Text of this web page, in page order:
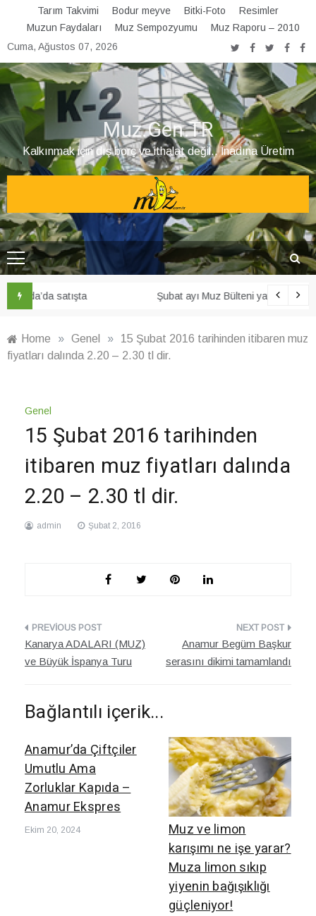
content
Tarım Takvimi Bodur meyve Bitki-Foto
Resimler
Muzun Faydaları
Muz Sempozyumu
Muz Raporu – 2010
Cuma, Ağustos 07, 2026
Muz.Gen.TR
Kalkınmak için dış borç ve ithalat değil.. İnadına Üretim
Şubat ayı Muz Bülteni yayınlandı
Home » Genel »
15 Şubat 2016 tarihinden itibaren muz
fiyatları dalında 2.20 – 2.30 tl dir.
Genel
15 Şubat 2016 tarihinden
itibaren muz fiyatları dalında
2.20 – 2.30 tl dir.
admin Şubat 2, 2016
Yazı
dolaşımı
Kanarya ADALARI (MUZ)
ve Büyük İspanya Turu
Anamur Begüm Başkur
serasını dikimi tamamlandı
Bağlantılı içerik...
Anamur’da Çiftçiler
Umutlu Ama
Zorluklar Kapıda –
Anamur Ekspres
Ekim 20, 2024
Muz ve limon
karışımı ne işe yarar?
Muza limon sıkıp
yiyenin bağışıklığı
güçleniyor!